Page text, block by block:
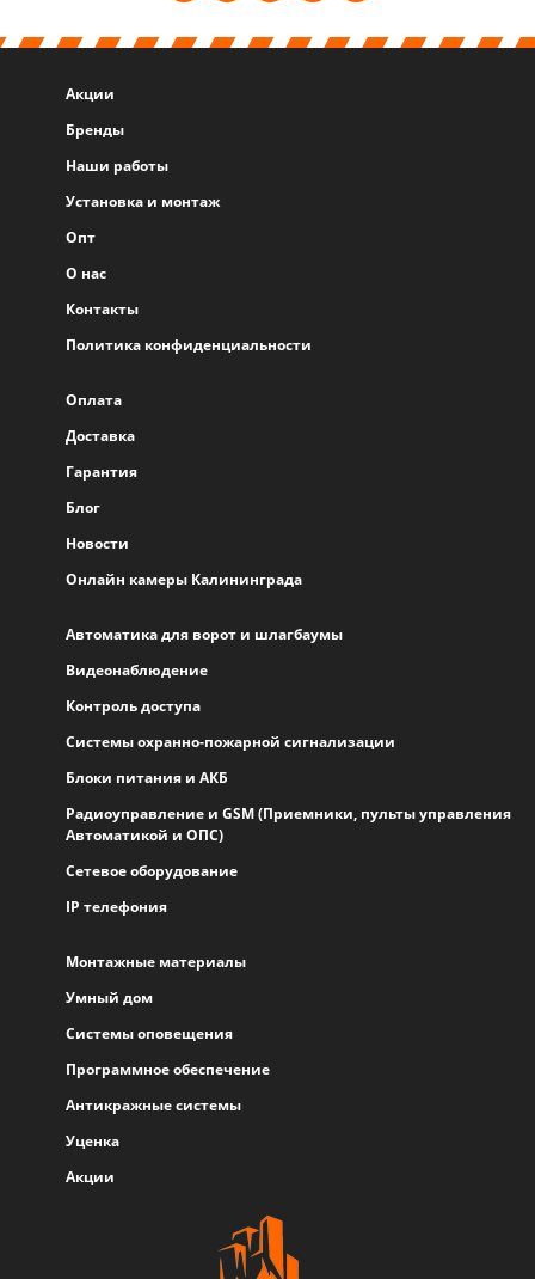
Акции
Бренды
Наши работы
Установка и монтаж
Опт
О нас
Контакты
Политика конфиденциальности
Оплата
Доставка
Гарантия
Блог
Новости
Онлайн камеры Калининграда
Автоматика для ворот и шлагбаумы
Видеонаблюдение
Контроль доступа
Системы охранно-пожарной сигнализации
Блоки питания и АКБ
Радиоуправление и GSM (Приемники, пульты управления
Автоматикой и ОПС)
Сетевое оборудование
IP телефония
Монтажные материалы
Умный дом
Системы оповещения
Программное обеспечение
Антикражные системы
Уценка
Акции